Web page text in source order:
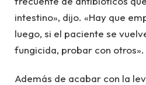
intestino», dijo. «Hay que
luego, si el paciente se
fungicida, probar con otros».
Además de acabar con la